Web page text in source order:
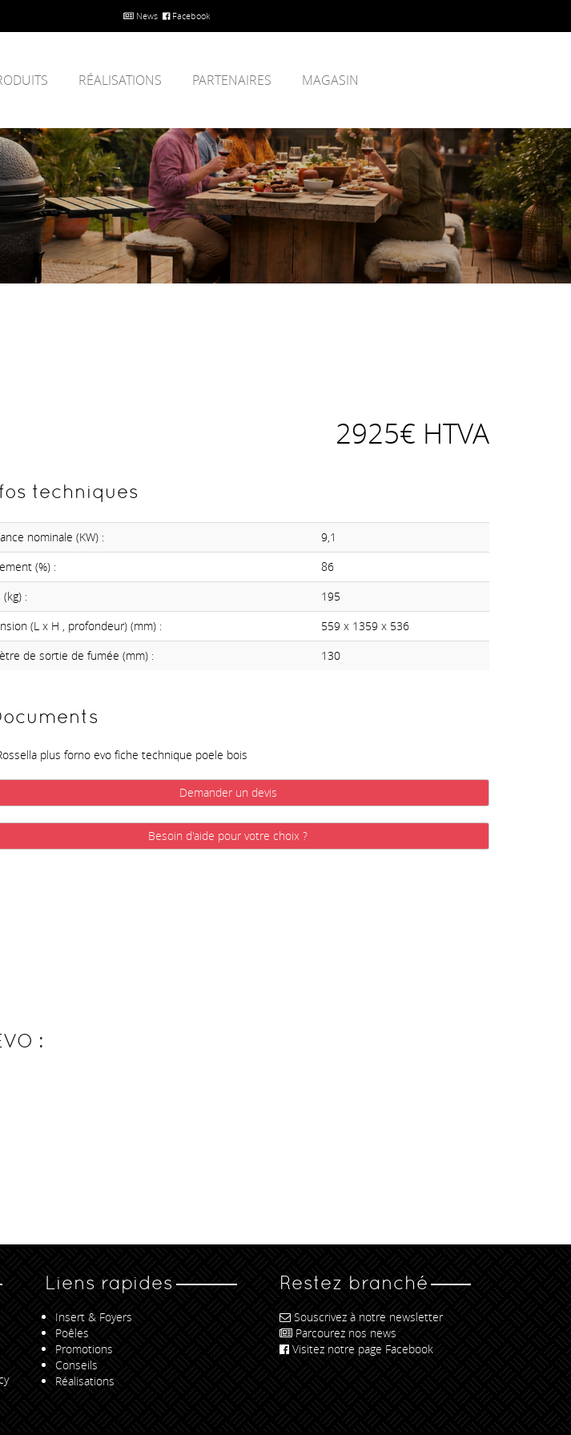
News Facebook
RÉALISATIONS PARTENAIRES MAGASIN
2925€ HTVA
techniques
nominale (KW) :
9,1
(%) :
86
(kg) :
195
(L x H , profondeur) (mm) :
559 x 1359 x 536
de sortie de fumée (mm) :
130
plus forno evo fiche technique poele bois
Demander un devis
Besoin d'aide pour votre choix ?
:
Liens rapides
Insert & Foyers
Poêles
Promotions
Conseils
Réalisations
Restez branché
Souscrivez à notre newsletter
Parcourez nos news
Visitez notre page Facebook